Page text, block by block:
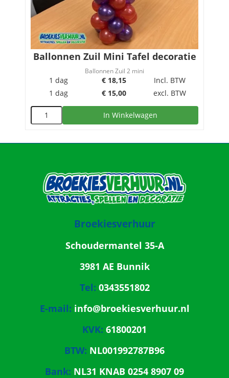
Ballonnen Zuil Mini Tafel decoratie
Ballonnen Zuil 2 mini
1 dag € 18,15
Incl. BTW
1 dag
€ 15,00 excl. BTW
In Winkelwagen
Broekiesverhuur
Schoudermantel 35-A
3981 AE Bunnik
Tel: 0343551802
E-mail: info@broekiesverhuur.nl
KVK: 61800201
BTW: NL001992787B96
Bank: NL31 KNAB 0254 8907 09